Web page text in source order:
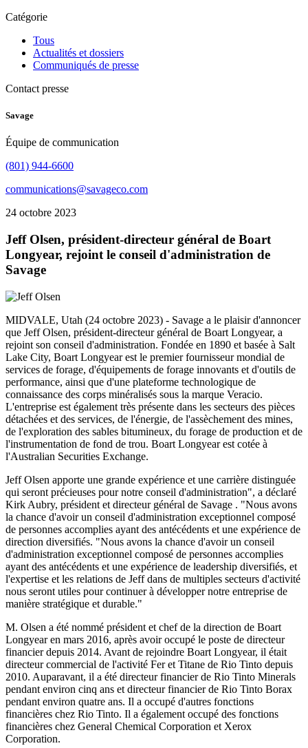
Catégorie
Tous
Actualités et dossiers
Communiqués de presse
Contact presse
Savage
Équipe de communication
(801) 944-6600
communications@savageco.com
24 octobre 2023
Jeff Olsen, président-directeur général de Boart
Longyear, rejoint le conseil d'administration de
Savage
MIDVALE, Utah (24 octobre 2023) - Savage a le plaisir d'annoncer
que Jeff Olsen, président-directeur général de Boart Longyear, a
rejoint son conseil d'administration. Fondée en 1890 et basée à Salt
Lake City, Boart Longyear est le premier fournisseur mondial de
services de forage, d'équipements de forage innovants et d'outils de
performance, ainsi que d'une plateforme technologique de
connaissance des corps minéralisés sous la marque Veracio.
L'entreprise est également très présente dans les secteurs des pièces
détachées et des services, de l'énergie, de l'assèchement des mines,
de l'exploration des sables bitumineux, du forage de production et de
l'instrumentation de fond de trou. Boart Longyear est cotée à
l'Australian Securities Exchange.
Jeff Olsen apporte une grande expérience et une carrière distinguée
qui seront précieuses pour notre conseil d'administration", a déclaré
Kirk Aubry, président et directeur général de Savage . "Nous avons
la chance d'avoir un conseil d'administration exceptionnel composé
de personnes accomplies ayant des antécédents et une expérience de
direction diversifiés. "Nous avons la chance d'avoir un conseil
d'administration exceptionnel composé de personnes accomplies
ayant des antécédents et une expérience de leadership diversifiés, et
l'expertise et les relations de Jeff dans de multiples secteurs d'activité
nous seront utiles pour continuer à développer notre entreprise de
manière stratégique et durable."
M. Olsen a été nommé président et chef de la direction de Boart
Longyear en mars 2016, après avoir occupé le poste de directeur
financier depuis 2014. Avant de rejoindre Boart Longyear, il était
directeur commercial de l'activité Fer et Titane de Rio Tinto depuis
2010. Auparavant, il a été directeur financier de Rio Tinto Minerals
pendant environ cinq ans et directeur financier de Rio Tinto Borax
pendant environ quatre ans. Il a occupé d'autres fonctions
financières chez Rio Tinto. Il a également occupé des fonctions
financières chez General Chemical Corporation et Xerox
Corporation.